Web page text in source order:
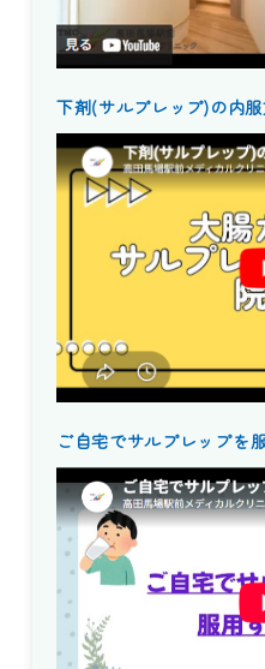
下剤(サルプレップ)の内
ご自宅でサルプレップを